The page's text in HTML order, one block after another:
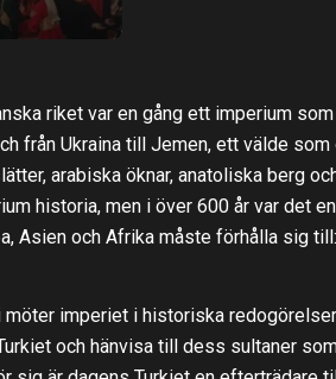
riket var en gång ett imperium
från Ukraina till Jemen, ett välde
arabiska öknar, anatoliska berg
historia, men i över 600 år var det
Asien och Afrika måste förhålla sig
möter imperiet i historiska
och hänvisa till dess sultaner